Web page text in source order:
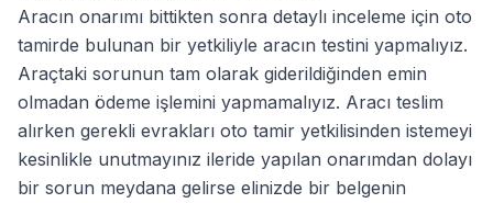
Aracın onarımı bittikten sonra detaylı inceleme için oto
tamirde bulunan bir yetkiliyle aracın testini yapmalıyız.
Araçtaki sorunun tam olarak giderildiğinden emin
olmadan ödeme işlemini yapmamalıyız. Aracı teslim
alırken gerekli evrakları oto tamir yetkilisinden istemeyi
kesinlikle unutmayınız ileride yapılan onarımdan dolayı
bir sorun meydana gelirse elinizde bir belgenin